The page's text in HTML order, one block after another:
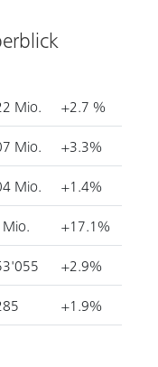
Mio. +2.7 %
Mio. +3.3%
Mio. +1.4%
+17.1%
+2.9%
+1.9%